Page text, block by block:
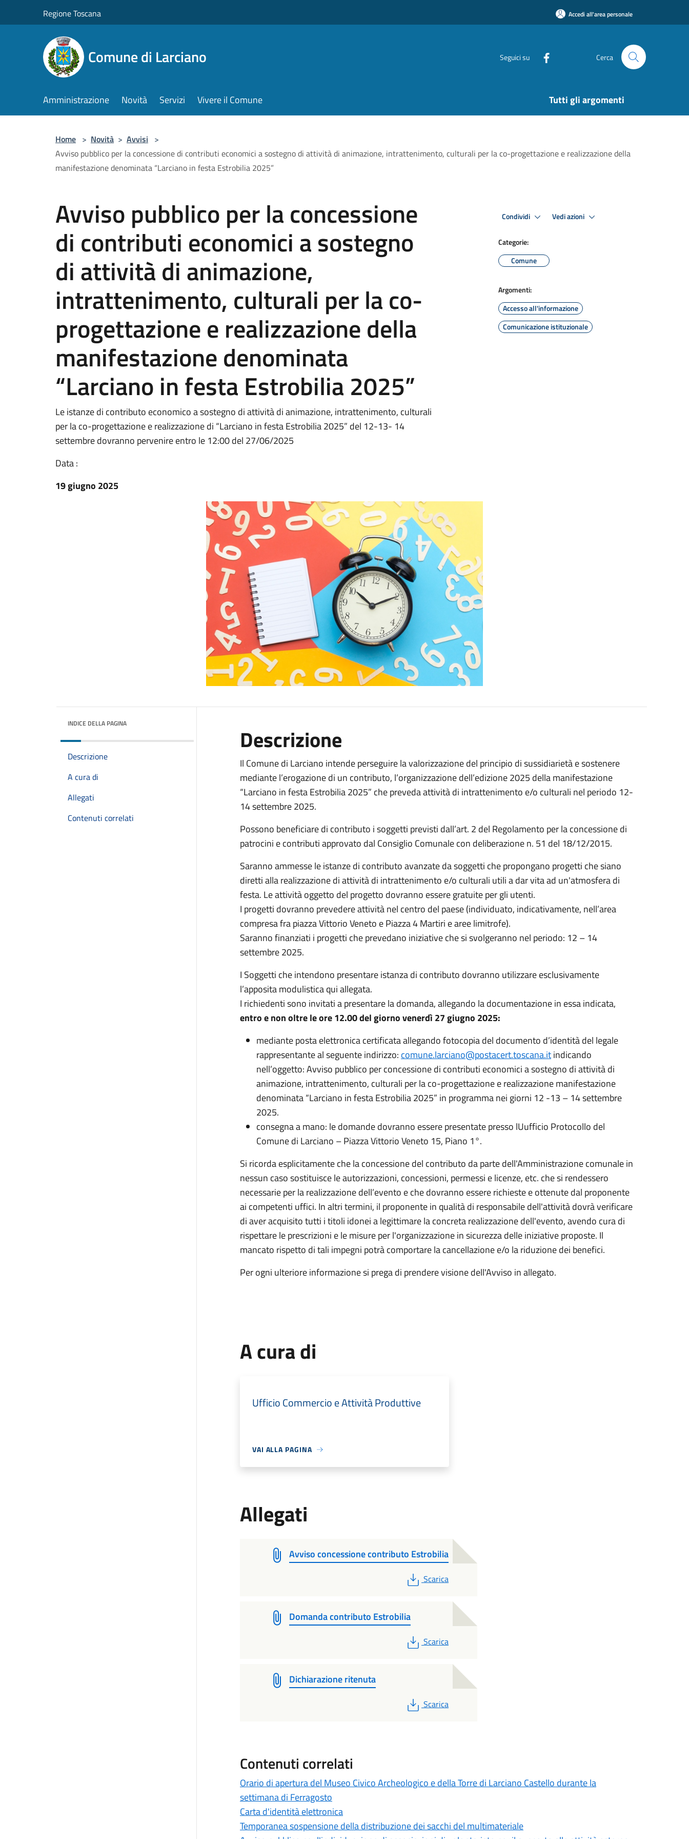
Regione Toscana Accedi all'area personale
Comune di Larciano Seguici su Cerca
Amministrazione Novità Servizi Vivere il Comune Tutti gli argomenti
Home > Novità > Avvisi >
Avviso pubblico per la concessione di contributi economici a sostegno di attività di animazione, intrattenimento, culturali per la co-progettazione e realizzazione della
manifestazione denominata “Larciano in festa Estrobilia 2025”
Avviso pubblico per la concessione
di contributi economici a sostegno
di attività di animazione,
intrattenimento, culturali per la co-
progettazione e realizzazione della
manifestazione denominata
“Larciano in festa Estrobilia 2025”
Le istanze di contributo economico a sostegno di attività di animazione, intrattenimento, culturali
per la co-progettazione e realizzazione di “Larciano in festa Estrobilia 2025” del 12-13- 14
settembre dovranno pervenire entro le 12:00 del 27/06/2025
Data :
19 giugno 2025
Condividi Vedi azioni
Categorie:
Comune
Argomenti:
Accesso all'informazione
Comunicazione istituzionale
INDICE DELLA PAGINA
Descrizione
A cura di
Allegati
Contenuti correlati
Descrizione
Il Comune di Larciano intende perseguire la valorizzazione del principio di sussidiarietà e sostenere
mediante l’erogazione di un contributo, l’organizzazione dell’edizione 2025 della manifestazione
“Larciano in festa Estrobilia 2025” che preveda attività di intrattenimento e/o culturali nel periodo 12-
14 settembre 2025.
Possono beneficiare di contributo i soggetti previsti dall’art. 2 del Regolamento per la concessione di
patrocini e contributi approvato dal Consiglio Comunale con deliberazione n. 51 del 18/12/2015.
Saranno ammesse le istanze di contributo avanzate da soggetti che propongano progetti che siano
diretti alla realizzazione di attività di intrattenimento e/o culturali utili a dar vita ad un'atmosfera di
festa. Le attività oggetto del progetto dovranno essere gratuite per gli utenti.
I progetti dovranno prevedere attività nel centro del paese (individuato, indicativamente, nell’area
compresa fra piazza Vittorio Veneto e Piazza 4 Martiri e aree limitrofe).
Saranno finanziati i progetti che prevedano iniziative che si svolgeranno nel periodo: 12 – 14
settembre 2025.
I Soggetti che intendono presentare istanza di contributo dovranno utilizzare esclusivamente
l’apposita modulistica qui allegata.
I richiedenti sono invitati a presentare la domanda, allegando la documentazione in essa indicata,
entro e non oltre le ore 12.00 del giorno venerdì 27 giugno 2025:
mediante posta elettronica certificata allegando fotocopia del documento d’identità del legale
rappresentante al seguente indirizzo: comune.larciano@postacert.toscana.itindicando
nell’oggetto: Avviso pubblico per concessione di contributi economici a sostegno di attività di
animazione, intrattenimento, culturali per la co-progettazione e realizzazione manifestazione
denominata “Larciano in festa Estrobilia 2025” in programma nei giorni 12 -13 – 14 settembre
2025.
consegna a mano: le domande dovranno essere presentate presso lUufficio Protocollo del
Comune di Larciano – Piazza Vittorio Veneto 15, Piano 1°.
Si ricorda esplicitamente che la concessione del contributo da parte dell'Amministrazione comunale in
nessun caso sostituisce le autorizzazioni, concessioni, permessi e licenze, etc. che si rendessero
necessarie per la realizzazione dell’evento e che dovranno essere richieste e ottenute dal proponente
ai competenti uffici. In altri termini, il proponente in qualità di responsabile dell'attività dovrà verificare
di aver acquisito tutti i titoli idonei a legittimare la concreta realizzazione dell'evento, avendo cura di
rispettare le prescrizioni e le misure per l'organizzazione in sicurezza delle iniziative proposte. Il
mancato rispetto di tali impegni potrà comportare la cancellazione e/o la riduzione dei benefici.
Per ogni ulteriore informazione si prega di prendere visione dell'Avviso in allegato.
A cura di
Ufficio Commercio e Attività Produttive
VAI ALLA PAGINA
Allegati
Avviso concessione contributo Estrobilia
PDF
Scarica
Domanda contributo Estrobilia
PDF
Scarica
Dichiarazione ritenuta
PDF
Scarica
Contenuti correlati
Orario di apertura del Museo Civico Archeologico e della Torre di Larciano Castello durante la
settimana di Ferragosto
Carta d'identità elettronica
Temporanea sospensione della distribuzione dei sacchi del multimateriale